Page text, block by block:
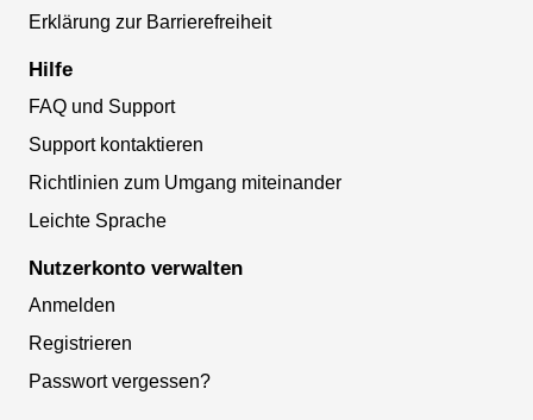
Erklärung zur Barrierefreiheit
Hilfe
FAQ und Support
Support kontaktieren
Richtlinien zum Umgang miteinander
Leichte Sprache
Nutzerkonto verwalten
Anmelden
Registrieren
Passwort vergessen?